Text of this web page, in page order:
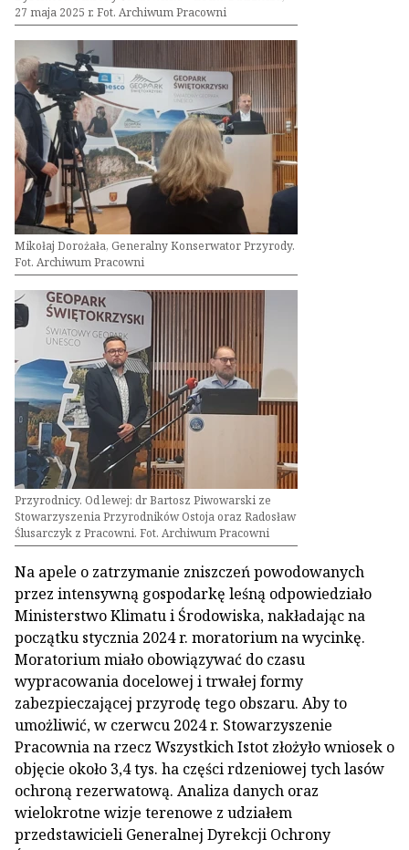
27 maja 2025 r. Fot. Archiwum Pracowni
Mikołaj Dorożała, Generalny Konserwator Przyrody.
Fot. Archiwum Pracowni
Przyrodnicy. Od lewej: dr Bartosz Piwowarski ze
Stowarzyszenia Przyrodników Ostoja oraz Radosław
Ślusarczyk z Pracowni. Fot. Archiwum Pracowni
Na apele o zatrzymanie zniszczeń powodowanych
przez intensywną gospodarkę leśną odpowiedziało
Ministerstwo Klimatu i Środowiska, nakładając na
początku stycznia 2024 r. moratorium na wycinkę.
Moratorium miało obowiązywać do czasu
wypracowania docelowej i trwałej formy
zabezpieczającej przyrodę tego obszaru. Aby to
umożliwić, w czerwcu 2024 r. Stowarzyszenie
Pracownia na rzecz Wszystkich Istot złożyło wniosek o
objęcie około 3,4 tys. ha części rdzeniowej tych lasów
ochroną rezerwatową. Analiza danych oraz
wielokrotne wizje terenowe z udziałem
przedstawicieli Generalnej Dyrekcji Ochrony